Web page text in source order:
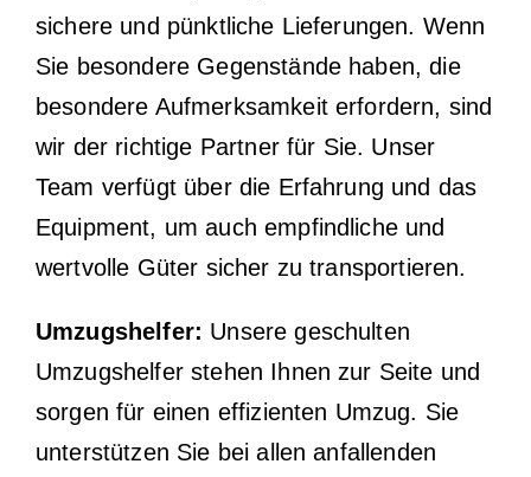
sichere und pünktliche Lieferungen. Wenn
Sie besondere Gegenstände haben, die
besondere Aufmerksamkeit erfordern, sind
wir der richtige Partner für Sie. Unser
Team verfügt über die Erfahrung und das
Equipment, um auch empfindliche und
wertvolle Güter sicher zu transportieren.
Umzugshelfer: Unsere geschulten
Umzugshelfer stehen Ihnen zur Seite und
sorgen für einen effizienten Umzug. Sie
unterstützen Sie bei allen anfallenden